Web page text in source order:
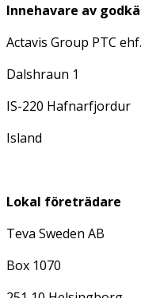
Innehavare av
Actavis Group PTC ehf.
Dalshraun 1
IS-220 Hafnarfjordur
Island
Lokal företrädare
Teva Sweden AB
Box 1070